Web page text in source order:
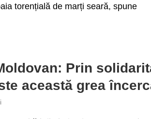
torențială de marți seară, spune
Prin
această grea